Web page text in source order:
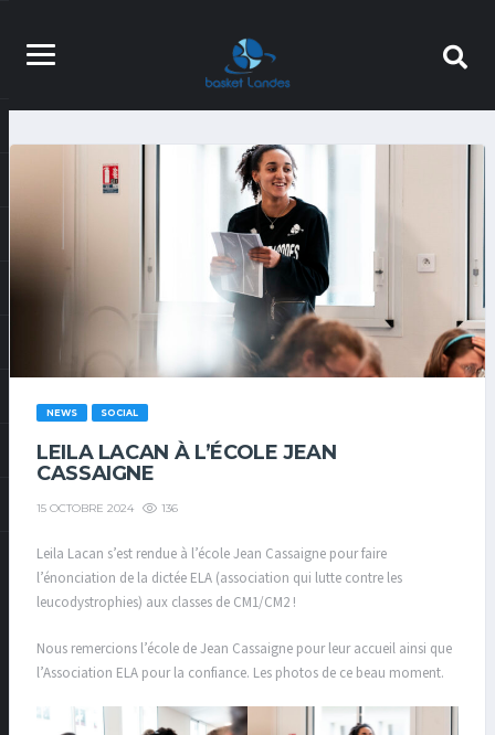
NEWS SOCIAL
LEILA LACAN À L’ÉCOLE JEAN
CASSAIGNE
15 OCTOBRE 2024 136
Leila Lacan s’est rendue à l’école Jean Cassaigne pour faire
l’énonciation de la dictée ELA (association qui lutte contre les
leucodystrophies) aux classes de CM1/CM2 !
Nous remercions l’école de Jean Cassaigne pour leur accueil ainsi que
l’Association ELA pour la confiance. Les photos de ce beau moment.